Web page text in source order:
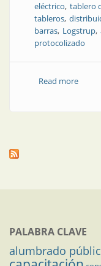
eléctrico tablero
tableros
barras Logstrup
protocolizado
Read moreabout
PALABRA CLAVE
alumbrado